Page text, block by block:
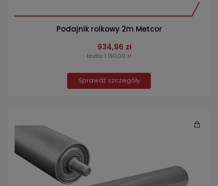
Podajnik rolkowy 2m Metcor
934,96 zł
brutto 1 150,00 zł
Sprawdź szczegóły